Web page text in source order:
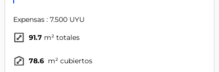
Expensas : 7.500 UYU
91.7 m² totales
78.6 m² cubiertos